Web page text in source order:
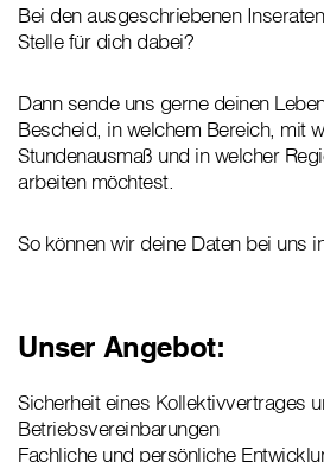
Bei den ausgeschriebenen
Stelle für dich dabei?
Dann sende uns gerne deinen
Bescheid, in welchem Bereich, mit
Stundenausmaß und in welcher
arbeiten möchtest.
So können wir deine Daten bei uns
Unser Angebot:
Sicherheit eines Kollektivvertrages
Betriebsvereinbarungen
Fachliche und persönliche